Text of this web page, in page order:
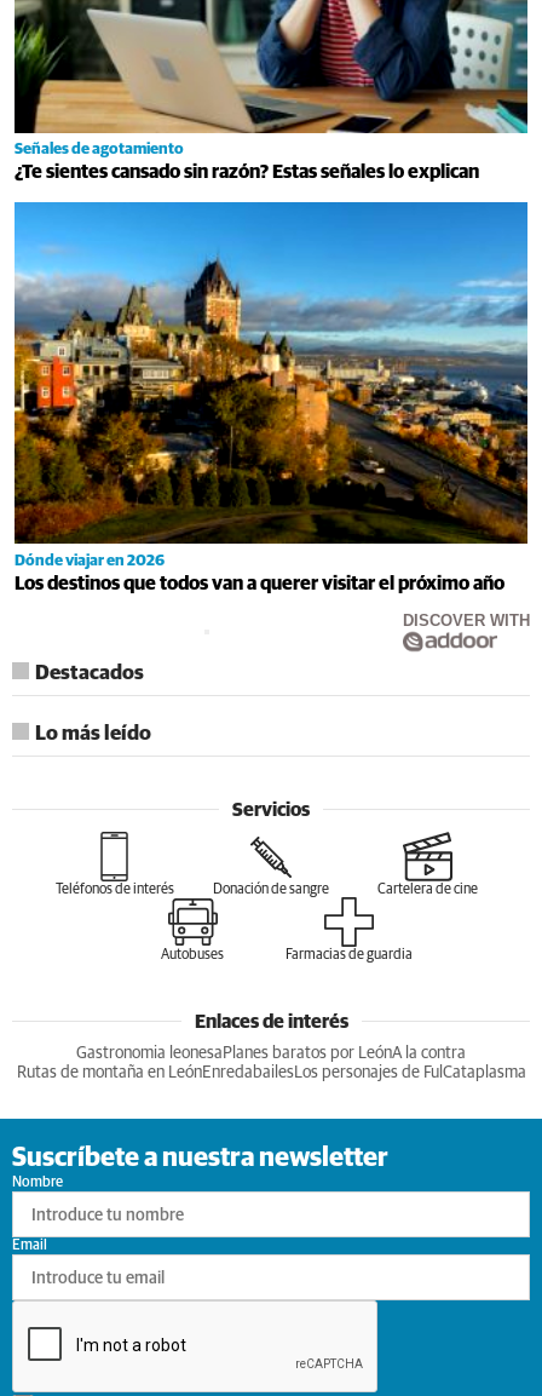
Señales de agotamiento
¿Te sientes cansado sin razón? Estas señales lo explican
Dónde viajar en 2026
Los destinos que todos van a querer visitar el próximo año
DISCOVER WITH
Destacados
Lo más leído
Servicios
Teléfonos de interés Donación de sangre Cartelera de cine
Autobuses Farmacias de guardia
Enlaces de interés
Gastronomia leonesa Planes baratos por LeónA la contra
Rutas de montaña en LeónEnredabailesLos personajes de Ful Cataplasma
Suscríbete a nuestra newsletter
Nombre
Email